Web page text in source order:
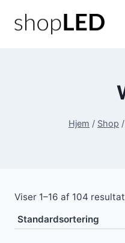
Hjem / Shop /
Viser 1–16 af 104